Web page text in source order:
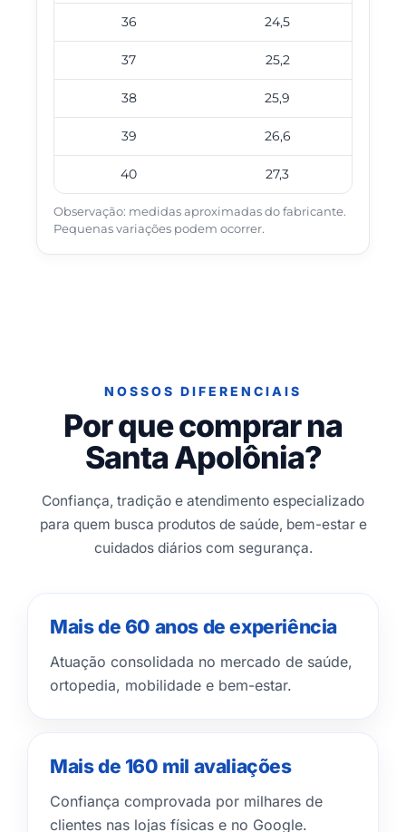
36 24,5
37 25,2
38 25,9
39 26,6
40 27,3
Observação: medidas aproximadas do fabricante.
Pequenas variações podem ocorrer.
NOSSOS DIFERENCIAIS
Por que comprar na
Santa Apolônia?
Confiança, tradição e atendimento especializado
para quem busca produtos de saúde, bem-estar e
cuidados diários com segurança.
Mais de 60 anos de experiência
Atuação consolidada no mercado de saúde,
ortopedia, mobilidade e bem-estar.
Mais de 160 mil avaliações
Confiança comprovada por milhares de
clientes nas lojas físicas e no Google.